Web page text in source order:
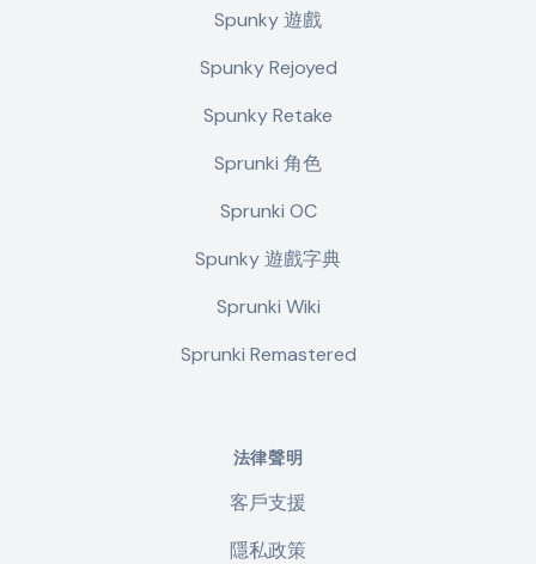
Spunky 遊戲
Spunky Rejoyed
Spunky Retake
Sprunki 角色
Sprunki OC
Spunky 遊戲字典
Sprunki Wiki
Sprunki Remastered
法律聲明
客戶支援
隱私政策